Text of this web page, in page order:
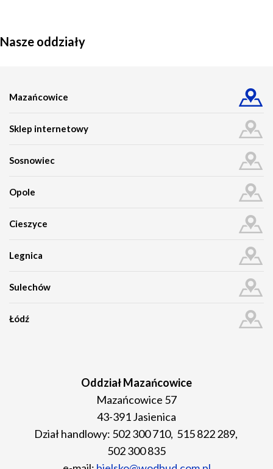
Nasze oddziały
Mazańcowice
Sklep internetowy
Sosnowiec
Opole
Cieszyce
Legnica
Sulechów
Łódź
Oddział Mazańcowice
Mazańcowice 57
43-391 Jasienica
Dział handlowy: 502 300 710, 515 822 289,
502 300 835